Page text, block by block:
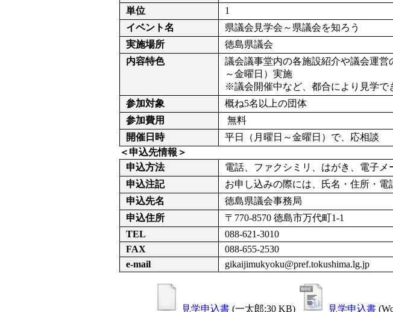
単位
1
イベント名
県議会見学会～県議会を知ろう
実施場所
徳島県議会
内容特色
議会議事堂内の各施設紹介や議会運
～金曜日）実施
※議会開催中など、都合により見学で
参加対象
概ね5名以上の団体
参加費用
無料
開催日時
平日（月曜日～金曜日）で、応相談
＜申込先情報＞
申込方法
電話、ファクシミリ、はがき、電子メ
申込注記
お申し込みの際には、氏名・住所・電
申込先名
徳島県議会事務局
申込住所
〒770-8570 徳島市万代町1-1
TEL
088-621-3010
FAX
088-655-2530
e-mail
gikaijimukyoku@pref.tokushima.lg.jp
見学申込書 (一太郎:30 KB) 見学申込書